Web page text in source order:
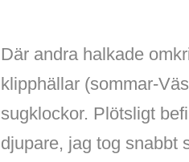
Där andra halkade
klipphällar (sommar-
sugklockor. Plötsligt
djupare, jag tog snabbt